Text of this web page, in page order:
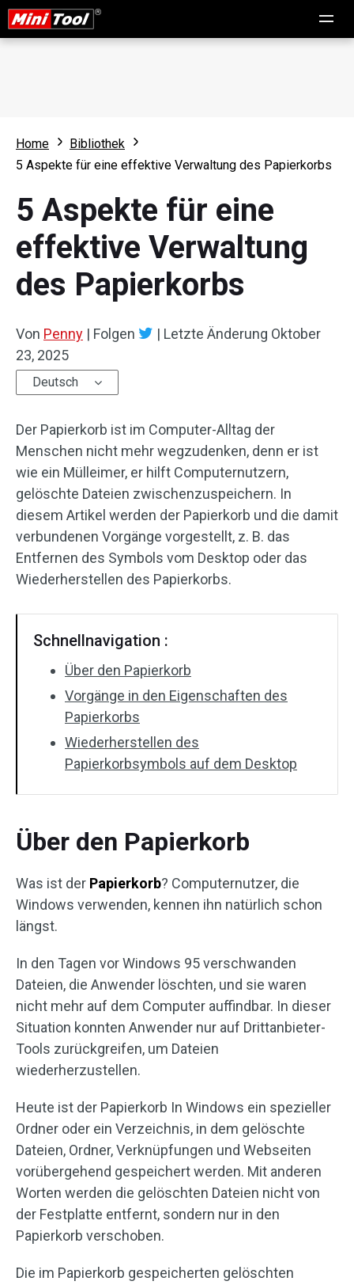
Home
Bibliothek
5 Aspekte für eine effektive Verwaltung des Papierkorbs
5 Aspekte für eine
effektive Verwaltung
des Papierkorbs
Von Penny | Folgen | Letzte Änderung Oktober
23, 2025
Deutsch
Der Papierkorb ist im Computer-Alltag der
Menschen nicht mehr wegzudenken, denn er ist
wie ein Mülleimer, er hilft Computernutzern,
gelöschte Dateien zwischenzuspeichern. In
diesem Artikel werden der Papierkorb und die damit
verbundenen Vorgänge vorgestellt, z. B. das
Entfernen des Symbols vom Desktop oder das
Wiederherstellen des Papierkorbs.
Schnellnavigation :
Über den Papierkorb
Vorgänge in den Eigenschaften des
Papierkorbs
Wiederherstellen des
Papierkorbsymbols auf dem Desktop
Über den Papierkorb
Was ist der Papierkorb? Computernutzer, die
Windows verwenden, kennen ihn natürlich schon
längst.
In den Tagen vor Windows 95 verschwanden
Dateien, die Anwender löschten, und sie waren
nicht mehr auf dem Computer auffindbar. In dieser
Situation konnten Anwender nur auf Drittanbieter-
Tools zurückgreifen, um Dateien
wiederherzustellen.
Heute ist der Papierkorb In Windows ein spezieller
Ordner oder ein Verzeichnis, in dem gelöschte
Dateien, Ordner, Verknüpfungen und Webseiten
vorübergehend gespeichert werden. Mit anderen
Worten werden die gelöschten Dateien nicht von
der Festplatte entfernt, sondern nur in den
Papierkorb verschoben.
Die im Papierkorb gespeicherten gelöschten